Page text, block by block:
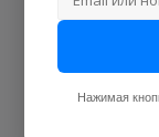
Нажимая